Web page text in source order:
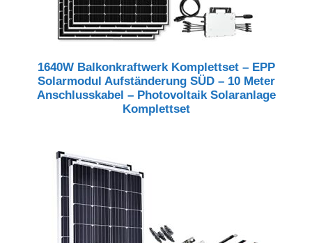
1640W Balkonkraftwerk Komplettset – EPP
Solarmodul Aufständerung SÜD – 10 Meter
Anschlusskabel – Photovoltaik Solaranlage
Komplettset